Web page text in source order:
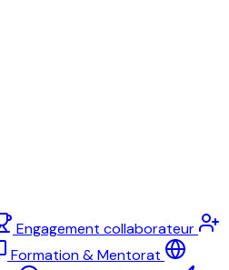
Engagement collaborateur
Formation & Mentorat